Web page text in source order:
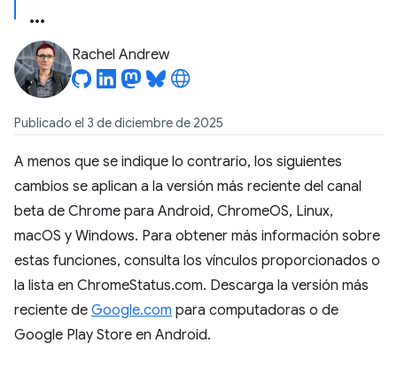
Rachel Andrew
Publicado el 3 de diciembre de 2025
A menos que se indique lo contrario, los siguientes
cambios se aplican a la versión más reciente del canal
beta de Chrome para Android, ChromeOS, Linux,
macOS y Windows. Para obtener más información sobre
estas funciones, consulta los vínculos proporcionados o
la lista en ChromeStatus.com. Descarga la versión más
reciente de Google.com para computadoras o de
Google Play Store en Android.